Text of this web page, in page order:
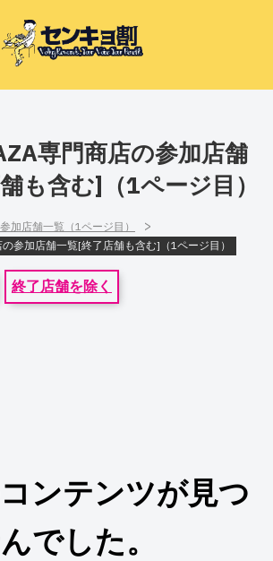
専門商店の参加店舗
も含む]（1ページ目）
加店舗一覧（1ページ目） >
参加店舗一覧[終了店舗も含む]（1ページ目）
終了店舗を除く
ンテンツが見つ
でした。